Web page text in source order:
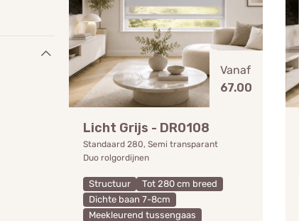
Vanaf
67.00
Licht Grijs - DR0108
Standaard 280, Semi transparant
Duo rolgordijnen
Structuur
Tot 280 cm breed
Dichte baan 7-8cm
Meekleurend tussengaas